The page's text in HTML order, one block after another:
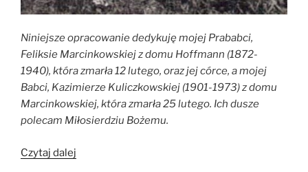
Niniejsze opracowanie dedykuję mojej Prababci,
Feliksie Marcinkowskiej z domu Hoffmann (1872-
1940), która zmarła 12 lutego, oraz jej córce, a mojej
Babci, Kazimierze Kuliczkowskiej (1901-1973) z domu
Marcinkowskiej, która zmarła 25 lutego. Ich dusze
polecam Miłosierdziu Bożemu.
Czytaj dalej